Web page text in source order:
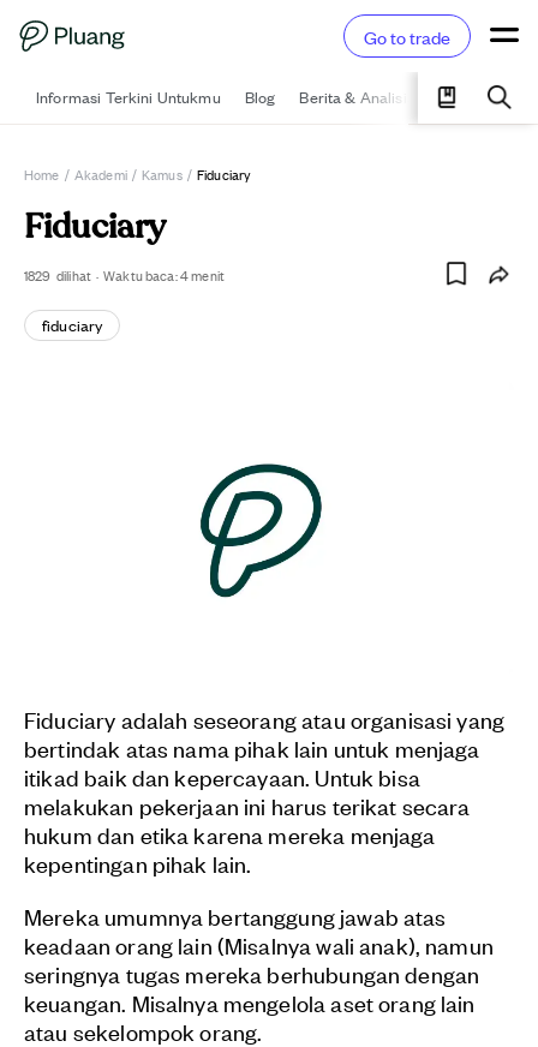
Go to trade
Informasi Terkini Untukmu Blog Berita & Analisis Pelajari
Home / Akademi / Kamus / Fiduciary
Fiduciary
1829 dilihat · Waktu baca:4menit
fiduciary
Fiduciary adalah seseorang atau organisasi yang
bertindak atas nama pihak lain untuk menjaga
itikad baik dan kepercayaan. Untuk bisa
melakukan pekerjaan ini harus terikat secara
hukum dan etika karena mereka menjaga
kepentingan pihak lain.
Mereka umumnya bertanggung jawab atas
keadaan orang lain (Misalnya wali anak), namun
seringnya tugas mereka berhubungan dengan
keuangan. Misalnya mengelola aset orang lain
atau sekelompok orang.